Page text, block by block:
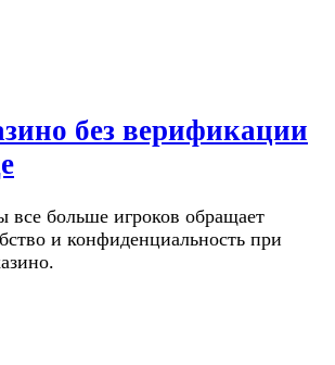
без верификации
все больше игроков обращает
и конфиденциальность при